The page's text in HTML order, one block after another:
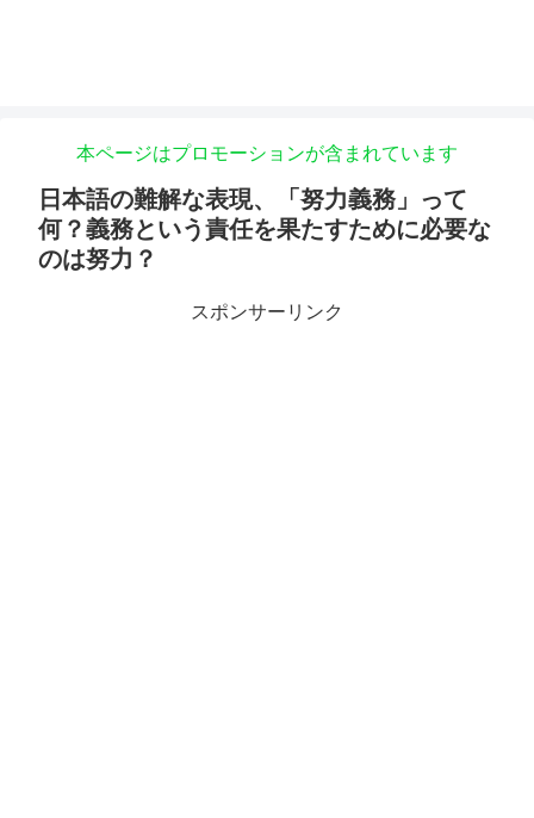
本ページはプロモーションが含まれています
日本語の難解な表現、「努力義務」って
何？義務という責任を果たすために必要な
のは努力？
スポンサーリンク